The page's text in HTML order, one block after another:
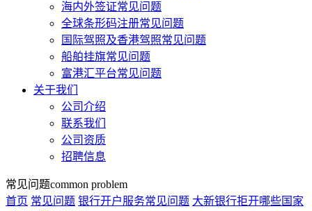
海内外签证常见问题
全球条形码注册常见问题
国际驾照及香港驾照常见问题
船舶挂旗常见问题
富港汇平台常见问题
关于我们
公司介绍
联系我们
公司资质
招聘信息
常见问题common problem
首页 常见问题 银行开户服务常见问题 大新银行拒开哪些国家